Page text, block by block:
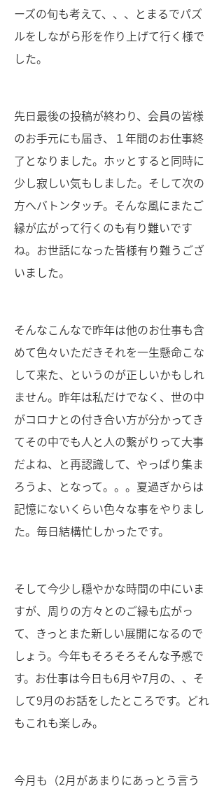
ーズの旬も考えて、、、とまるでパズ
ルをしながら形を作り上げて行く様で
した。
先日最後の投稿が終わり、会員の皆様
のお手元にも届き、１年間のお仕事終
了となりました。ホッとすると同時に
少し寂しい気もしました。そして次の
方へバトンタッチ。そんな風にまたご
縁が広がって行くのも有り難いです
ね。お世話になった皆様有り難うござ
いました。
そんなこんなで昨年は他のお仕事も含
めて色々いただきそれを一生懸命こな
して来た、というのが正しいかもしれ
ません。昨年は私だけでなく、世の中
がコロナとの付き合い方が分かってき
てその中でも人と人の繋がりって大事
だよね、と再認識して、やっぱり集ま
ろうよ、となって。。。夏過ぎからは
記憶にないくらい色々な事をやりまし
た。毎日結構忙しかったです。
そして今少し穏やかな時間の中にいま
すが、周りの方々とのご縁も広がっ
て、きっとまた新しい展開になるので
しょう。今年もそろそろそんな予感で
す。お仕事は今日も6月や7月の、、そ
して9月のお話をしたところです。どれ
もこれも楽しみ。
今月も（2月があまりにあっとう言う